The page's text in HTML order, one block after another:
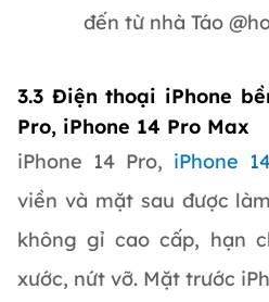
đến từ nhà Táo
3.3 Điện thoại iPhone
Pro, iPhone 14 Pro Max
iPhone 14 Pro, iPhone
viền và mặt sau được
không gỉ cao cấp, hạn
xước, nứt vỡ. Mặt trước